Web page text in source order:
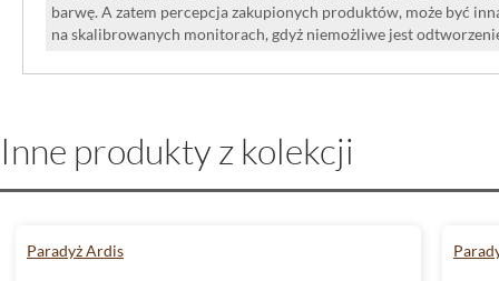
barwę. A zatem percepcja zakupionych produktów, może być
na skalibrowanych monitorach, gdyż niemożliwe jest
Inne produkty z kolekcji
Paradyż Ardis